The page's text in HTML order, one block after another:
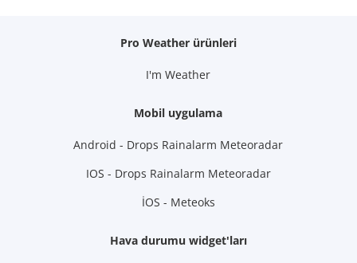
Pro Weather ürünleri
I'm Weather
Mobil uygulama
Android - Drops Rainalarm Meteoradar
IOS - Drops Rainalarm Meteoradar
İOS - Meteoks
Hava durumu widget'ları